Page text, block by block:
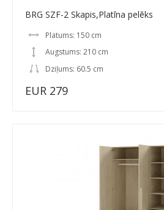
BRG SZF-2 Skapis,Platīna pelēks
Platums: 150 cm
Augstums: 210 cm
Dziļums: 60.5 cm
EUR 279